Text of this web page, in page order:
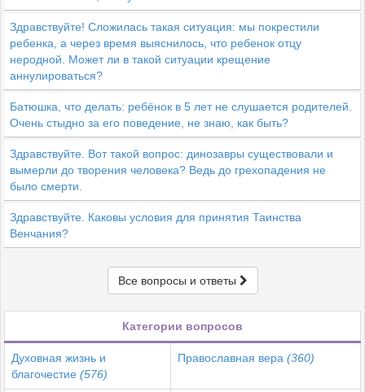
Здравствуйте! Сложилась такая ситуация: мы покрестили
ребенка, а через время выяснилось, что ребенок отцу
неродной. Может ли в такой ситуации крещение
аннулироваться?
Батюшка, что делать: ребёнок в 5 лет не слушается родителей.
Очень стыдно за его поведение, не знаю, как быть?
Здравствуйте. Вот такой вопрос: динозавры существовали и
вымерли до творения человека? Ведь до грехопадения не
было смерти.
Здравствуйте. Каковы условия для принятия Таинства
Венчания?
Все вопросы и ответы
Категории вопросов
Духовная жизнь и
благочестие (576)
Православная вера (360)